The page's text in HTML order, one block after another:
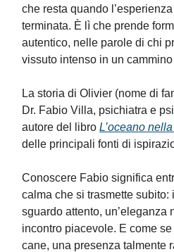
che resta quando
terminata. È lì che prende
autentico, nelle parole di chi
vissuto intenso in un
La storia di Olivier (nome di
Dr. Fabio Villa, psichiatra e
autore del libro L’oceano
delle principali fonti di
Conoscere Fabio significa
calma che si trasmette subito:
sguardo attento, un’eleganza
incontro piacevole. E come
cane, una presenza talmente